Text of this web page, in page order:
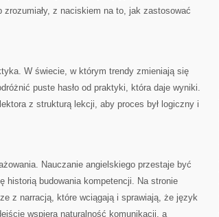
z naciskiem na to, jak zastosować
W świecie, w którym trendy zmieniają się
puste hasło od praktyki, która daje wyniki.
z strukturą lekcji, aby proces był logiczny i
Nauczanie angielskiego przestaje być
historią budowania kompetencji. Na stronie
z narracją, które wciągają i sprawiają, że język
wspiera naturalność komunikacji, a